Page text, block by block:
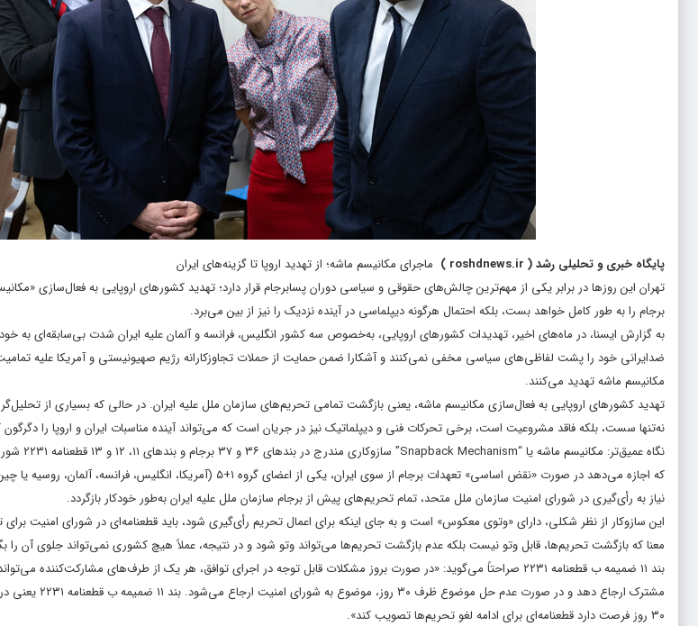
پایگاه خبری و تحلیلی رشد(
roshdnews.ir
) ماجرای مکانیسم ماشه؛ از تهدید اروپا تا گزینه‌های ایران
تهران این روزها در برابر یکی از مهم‌ترین چالش‌های حقوقی و سیاسی دوران پسابرجام قرار دارد؛ تهدید کشورهای اروپایی به فعال‌سازی
برجام را به طور کامل خواهد بست، بلکه احتمال هرگونه دیپلماسی در آینده نزدیک را نیز از بین می‌برد.
به گزارش ایسنا، در ماه‌های اخیر، تهدیدات کشورهای اروپایی، به‌خصوص سه کشور انگلیس، فرانسه و آلمان علیه ایران شدت بی‌سابقه‌ای به
ضدایرانی خود را پشت لفاظی‌های سیاسی مخفی نمی‌کنند و آشکارا ضمن حمایت از حملات تجاوزکارانه رژیم صهیونیستی و آمریکا علیه
مکانیسم ماشه تهدید می‌کنند.
تهدید کشورهای اروپایی به فعال‌سازی مکانیسم ماشه، یعنی بازگشت تمامی تحریم‌های سازمان ملل علیه ایران. در حالی که بسیاری از
نه‌تنها سست، بلکه فاقد مشروعیت است، برخی تحرکات فنی و دیپلماتیک نیز در جریان است که می‌تواند آینده مناسبات ایران و اروپا را دگرگون
که اجازه می‌دهد در صورت «نقض اساسی» تعهدات برجام از سوی ایران، یکی از اعضای گروه ۱+۵
نیاز به رأی‌گیری در شورای امنیت سازمان ملل متحد، تمام تحریم‌های پیش از برجام سازمان ملل علیه ایران به‌طور خودکار بازگردد.
این سازوکار از نظر شکلی، دارای «وتوی معکوس» است و به جای اینکه برای اعمال تحریم رأی‌گیری شود، باید قطعنامه‌ای در شورای امنیت
معنا که بازگشت تحریم‌ها، قابل وتو نیست بلکه عدم بازگشت تحریم‌ها می‌تواند وتو شود و در نتیجه، عملاً هیچ کشوری نمی‌تواند جلوی آن را
بند ۱۱ ضمیمه ب قطعنامه ۲۲۳۱ صراحتاً می‌گوید: «در صورت بروز مشکلات قابل توجه در اجرای توافق، هر یک از طرف‌های مشارکت‌کننده
مشترک ارجاع دهد و در
۳۰ روز فرصت دارد قطعنامه‌ای برای ادامه لغو تحریم‌ها تصویب کند».